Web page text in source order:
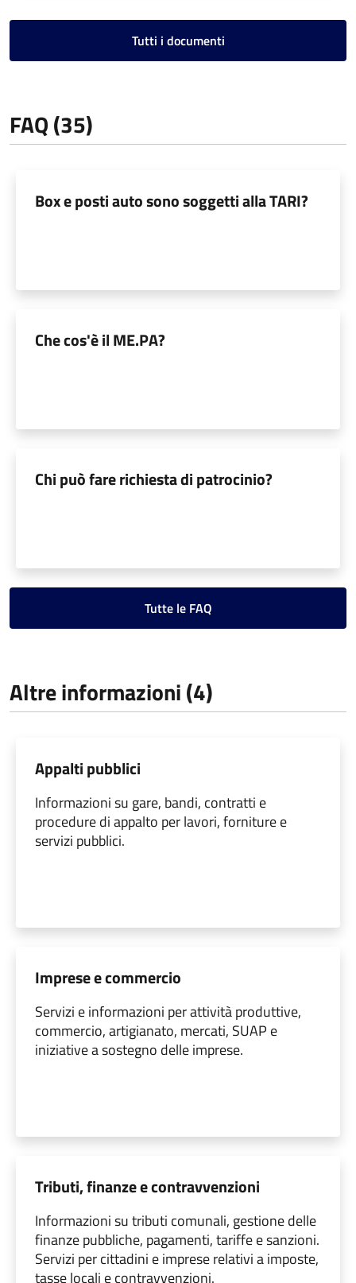
Tutti i documenti
FAQ (35)
Box e posti auto sono soggetti alla TARI?
Che cos'è il ME.PA?
Chi può fare richiesta di patrocinio?
Tutte le FAQ
Altre informazioni (4)
Appalti pubblici
Informazioni su gare, bandi, contratti e
procedure di appalto per lavori, forniture e
servizi pubblici.
Imprese e commercio
Servizi e informazioni per attività produttive,
commercio, artigianato, mercati, SUAP e
iniziative a sostegno delle imprese.
Tributi, finanze e contravvenzioni
Informazioni su tributi comunali, gestione delle
finanze pubbliche, pagamenti, tariffe e sanzioni.
Servizi per cittadini e imprese relativi a imposte,
tasse locali e contravvenzioni.